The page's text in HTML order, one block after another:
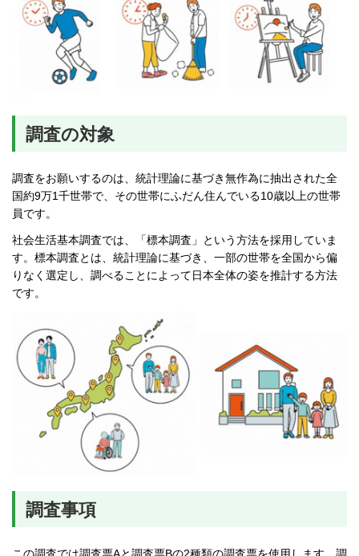
調査の対象
調査をお願いするのは、統計理論に基づき無作為に抽出された全
国約9万1千世帯で、その世帯にふだん住んでいる10歳以上の世帯
員です。
社会生活基本調査では、「標本調査」という方法を採用していま
す。標本調査とは、統計理論に基づき、一部の世帯を全国から偏
りなく選定し、調べることによって日本全体の姿を推計する方法
です。
調査事項
この調査では調査票Aと調査票Bの2種類の調査票を使用します。調